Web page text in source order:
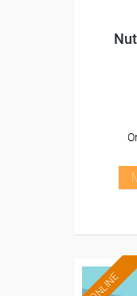
ONLINE